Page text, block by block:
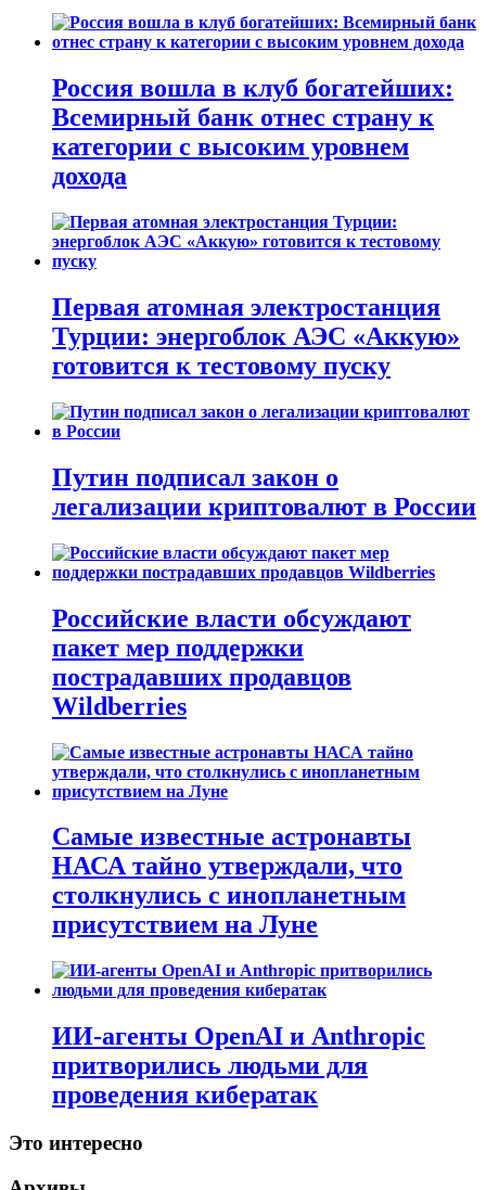
Россия вошла в клуб богатейших:
Всемирный банк отнес страну к
категории с высоким уровнем
дохода
Первая атомная электростанция
Турции: энергоблок АЭС «Аккую»
готовится к тестовому пуску
Путин подписал закон о
легализации криптовалют в России
Российские власти обсуждают
пакет мер поддержки
пострадавших продавцов
Wildberries
Самые известные астронавты
НАСА тайно утверждали, что
столкнулись с инопланетным
присутствием на Луне
ИИ-агенты OpenAI и Anthropic
притворились людьми для
проведения кибератак
Это интересно